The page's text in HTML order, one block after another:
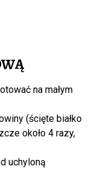
na małym
(ścięte białko
około 4 razy,
uchyloną